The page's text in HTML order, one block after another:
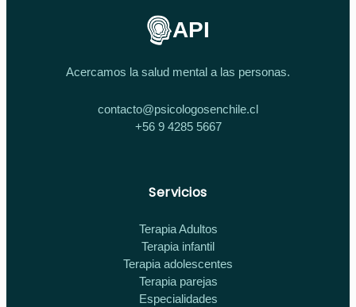
API
Acercamos la salud mental a las personas.
contacto@psicologosenchile.cl
+56 9 4285 5667
Servicios
Terapia Adultos
Terapia infantil
Terapia adolescentes
Terapia parejas
Especialidades